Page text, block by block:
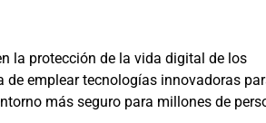
la protección de la vida digital de los
emplear tecnologías innovadoras
más seguro para millones de